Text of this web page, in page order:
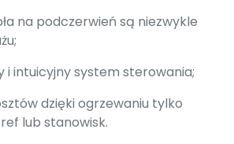
na podczerwień są niezwykle
i intuicyjny system sterowania;
dzięki ogrzewaniu tylko
lub stanowisk.